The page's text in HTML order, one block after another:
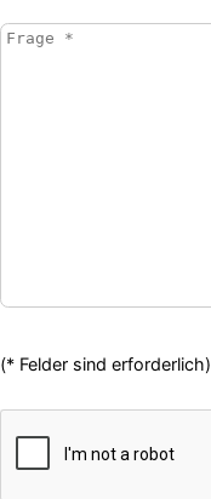
(* Felder sind erforderlich)